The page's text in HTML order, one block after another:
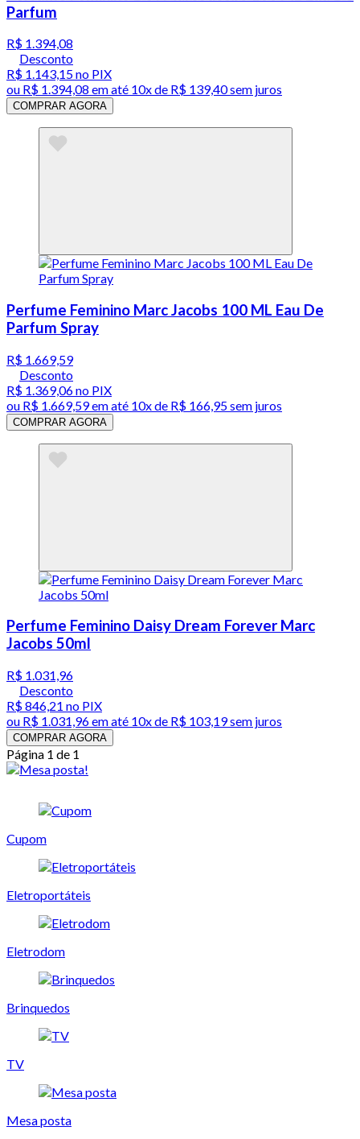
Parfum
R$ 1.394,08
Desconto
R$ 1.143,15no PIX
ou R$ 1.394,08 em até 10x de R$ 139,40 sem juros
COMPRAR AGORA
Perfume Feminino Marc Jacobs 100 ML Eau De
Parfum Spray
R$ 1.669,59
Desconto
R$ 1.369,06no PIX
ou R$ 1.669,59em até 10x de R$ 166,95 sem juros
COMPRAR AGORA
Perfume Feminino Daisy Dream Forever Marc
Jacobs 50ml
R$ 1.031,96
Desconto
R$ 846,21 no PIX
ou R$ 1.031,96em até 10x de R$ 103,19 sem juros
COMPRAR AGORA
Página 1 de 1
Cupom
Eletroportáteis
Eletrodom
Brinquedos
TV
Mesa posta